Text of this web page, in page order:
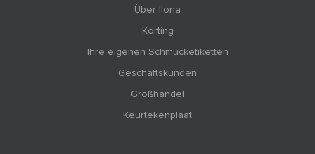
Über Ilona
Korting
Ihre eigenen Schmucketiketten
Geschäftskunden
Großhandel
Keurtekenplaat